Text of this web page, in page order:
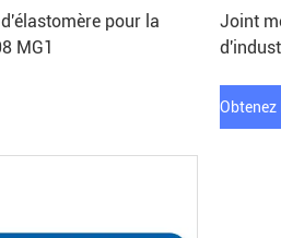
pour la
MG1
Joint